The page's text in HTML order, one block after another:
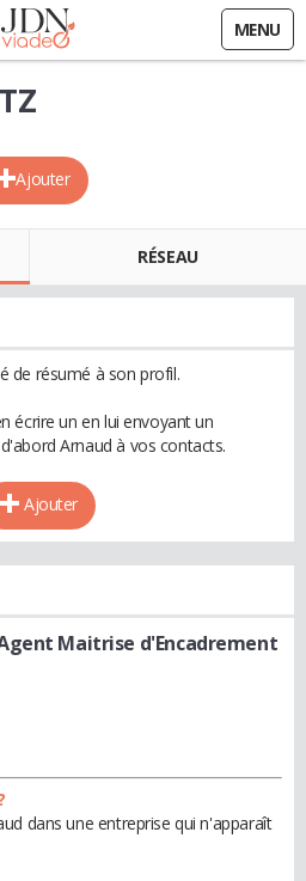
MENU
Ajouter
RÉSEAU
de résumé à son profil.
écrire un en lui envoyant un
Arnaud à vos contacts.
Ajouter
Maitrise d'Encadrement
dans une entreprise qui n'apparaît